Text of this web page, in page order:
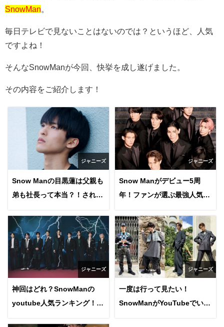
SnowMan
毎日テレビで見ないことはないのでは？というほど、人気
ですよね！
そんなSnowManが今回、快挙を成し遂げました。
その内容をご紹介します！
ジャニーズ
Snow Manの目黒蓮は父親も
弟も社長って本当？！されて
ク！
ジャニーズ
Snow Manがデビュー5周
年！ファンが選ぶ最強人気最
いは？
ジャニーズ
神回はどれ？SnowManの
youtube人気ランキング！更
ジャニーズ
一度は行って見たい！
SnowManがYouTubeでいち